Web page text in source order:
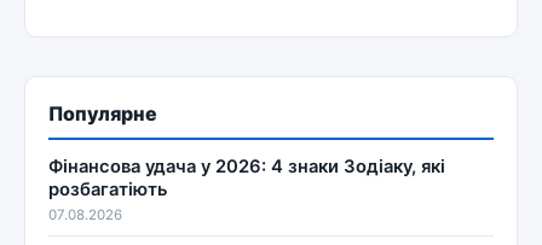
Популярне
Фінансова удача у 2026: 4 знаки Зодіаку, які
розбагатіють
07.08.2026